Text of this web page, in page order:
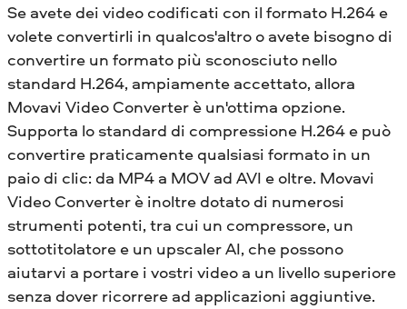
Se avete dei video codificati con il formato H.264 e
volete convertirli in qualcos'altro o avete bisogno di
convertire un formato più sconosciuto nello
standard H.264, ampiamente accettato, allora
Movavi Video Converter è un'ottima opzione.
Supporta lo standard di compressione H.264 e può
convertire praticamente qualsiasi formato in un
paio di clic: da MP4 a MOV ad AVI e oltre. Movavi
Video Converter è inoltre dotato di numerosi
strumenti potenti, tra cui un compressore, un
sottotitolatore e un upscaler AI, che possono
aiutarvi a portare i vostri video a un livello superiore
senza dover ricorrere ad applicazioni aggiuntive.